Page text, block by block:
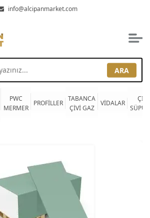
info@alcipanmarket.com
ARA
PWC
MERMER
PROFİLLER
TABANCA
ÇİVİ GAZ
VİDALAR